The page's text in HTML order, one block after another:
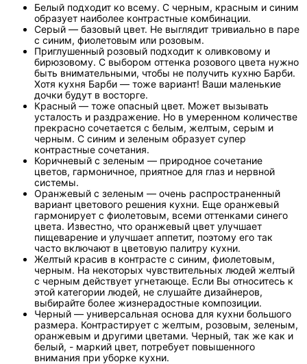
Белый подходит ко всему. С черным, красным и синим
образует наиболее контрастные комбинации.
Серый — базовый цвет. Не выглядит тривиально в паре
с синим, фиолетовым или розовым.
Приглушенный розовый подходит к оливковому и
бирюзовому. С выбором оттенка розового цвета нужно
быть внимательными, чтобы не получить кухню Барби.
Хотя кухня Барби — тоже вариант! Ваши маленькие
дочки будут в восторге.
Красный — тоже опасный цвет. Может вызывать
усталость и раздражение. Но в умеренном количестве
прекрасно сочетается с белым, желтым, серым и
черным. С синим и зеленым образует супер
контрастные сочетания.
Коричневый с зеленым — природное сочетание
цветов, гармоничное, приятное для глаз и нервной
системы.
Оранжевый с зеленым — очень распространенный
вариант цветового решения кухни. Еще оранжевый
гармонирует с фиолетовым, всеми оттенками синего
цвета. Известно, что оранжевый цвет улучшает
пищеварение и улучшает аппетит, поэтому его так
часто включают в цветовую палитру кухни.
Желтый красив в контрасте с синим, фиолетовым,
черным. На некоторых чувствительных людей желтый
с черным действует угнетающе. Если Вы относитесь к
этой категории людей, не слушайте дизайнеров,
выбирайте более жизнерадостные композиции.
Черный — универсальная основа для кухни большого
размера. Контрастирует с желтым, розовым, зеленым,
оранжевым и другими цветами. Черный, так же как и
белый, - маркий цвет, потребует повышенного
внимания при уборке кухни.